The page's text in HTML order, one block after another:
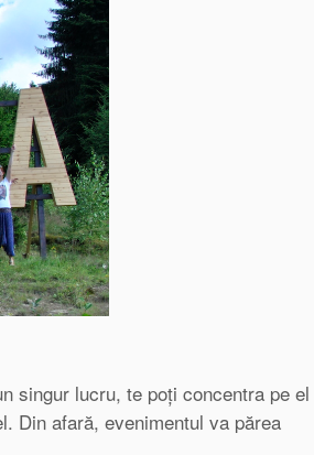
singur lucru, te poți concentra pe
Din afară, evenimentul va părea